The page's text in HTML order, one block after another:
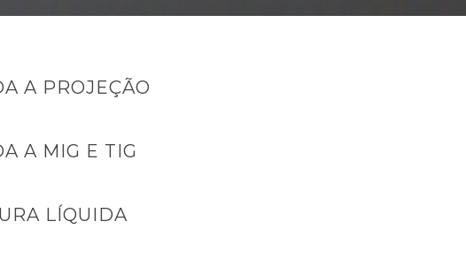
A PROJEÇÃO
A MIG E TIG
LÍQUIDA